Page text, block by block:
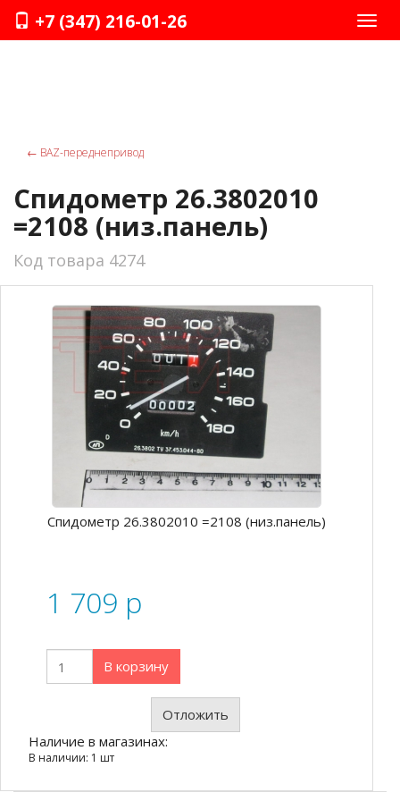
+7 (347) 216-01-26
← ВАZ-переднепривод
Спидометр 26.3802010
=2108 (низ.панель)
Код товара 4274
Спидометр 26.3802010 =2108 (низ.панель)
1 709 p
В корзину
Отложить
Наличие в магазинах:
В наличии: 1 шт